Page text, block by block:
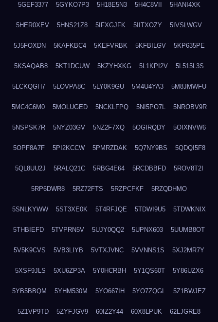
5GEF3377 5GYKO7P3 5H18E5N3 5H4C8VII 5HANI4XK
5HER0XEV 5HNS21Z8 5IFXGJFK 5IITXOZY 5IVSLWGV
5J5FOXDN 5KAFKBC4 5KEFVRBK 5KFBILGV 5KP635PE
5KSAQAB8 5KT1DCUW 5KZYHXKG 5L1KPI2V 5L515L3S
5LCKQGH7 5LOVPA8C 5LY0K9GU 5M4U4YA3 5M8JMWFU
5MC4C6M0 5MOLUGED 5NCKLFPQ 5NI5PO7L 5NROBV9R
5NSPSK7R 5NYZ03GV 5NZ2F7XQ 5OGIRQDY 5OIXNVW6
5OPF8A7F 5PI2KCCW 5PMRZDAK 5Q7NY9BS 5QDQI5F8
5QL8UU2J 5RALQ21C 5RBG4E64 5RCDBBFD 5ROV8T2I
5RP6DWR8 5RZ72FTS 5RZPCFKF 5RZQDHMO
5SNLKYWW 5ST3XE0K 5T4RFJQE 5TDWI9U5 5TDWKNIX
5THBIEFD 5TVPRN5V 5UJY0QQ2 5UPNX603 5UUMB8OT
5V5K9CVS 5VB3LIYB 5VTXJVNC 5VVNNS1S 5XJ2MR7Y
5XSF9JLS 5XU6ZP3A 5Y0HCRBH 5Y1QS60T 5Y86UZX6
5YB5BBQM 5YHM530M 5YO667IH 5YO7ZQGL 5Z1BWJEZ
5Z1VP9TD 5ZYFJGV9 60IZ2Y44 60X8LPUK 62LJGRE8